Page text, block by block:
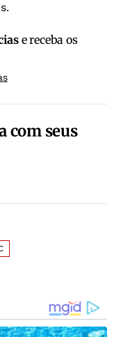
e receba os
com seus